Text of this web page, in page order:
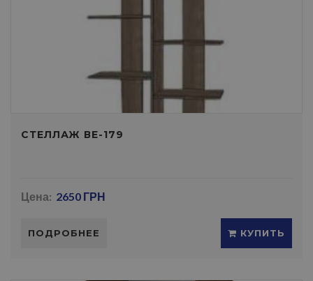
СТЕЛЛАЖ ВЕ-179
Цена: 2650 ГРН
ПОДРОБНЕЕ КУПИТЬ